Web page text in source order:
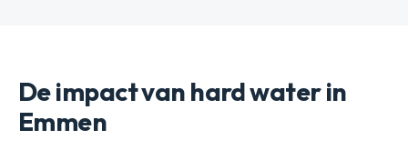
De impact van hard water in
Emmen